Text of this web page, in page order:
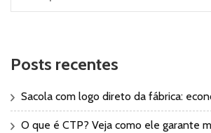
por:
Posts recentes
Sacola com logo direto da fábrica:
O que é CTP? Veja como ele garante